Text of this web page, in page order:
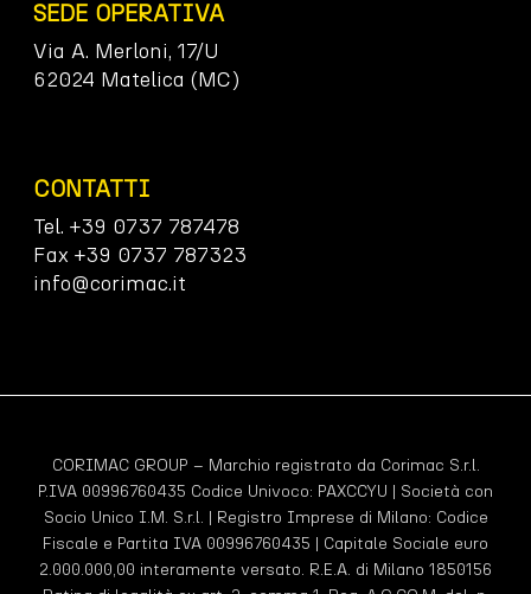
SEDE OPERATIVA
Via A. Merloni, 17/U
62024 Matelica (MC)
CONTATTI
Tel. +39 0737 787478
Fax +39 0737 787323
info@corimac.it
CORIMAC GROUP – Marchio registrato da Corimac S.r.l.
P.IVA 00996760435 Codice Univoco: PAXCCYU | Società con
Socio Unico I.M. S.r.l. | Registro Imprese di Milano: Codice
Fiscale e Partita IVA 00996760435 | Capitale Sociale euro
2.000.000,00 interamente versato. R.E.A. di Milano 1850156